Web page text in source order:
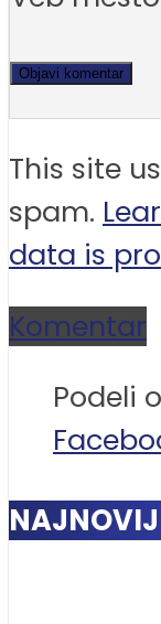
This site
spam.
data is
Komentar
Podeli